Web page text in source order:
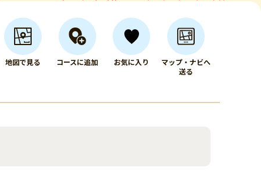
地図で見る コースに追加 お気に入り
マップ・ナビへ
送る